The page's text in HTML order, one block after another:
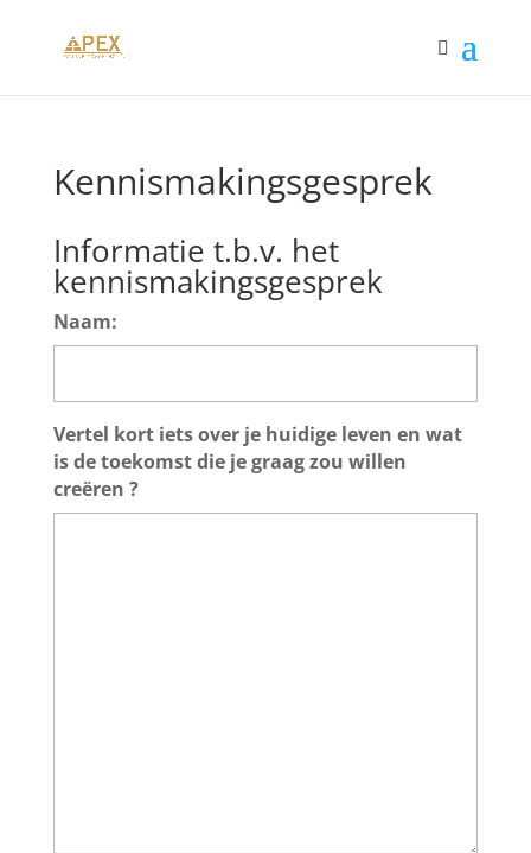
Kennismakingsgesprek
Informatie t.b.v. het
kennismakingsgesprek
Naam:
Vertel kort iets over je huidige leven en wat
is de toekomst die je graag zou willen
creëren ?